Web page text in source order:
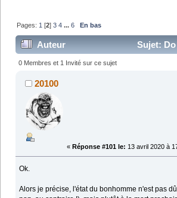
Pages: 1 [2]3 4 ...6 En bas
Auteur
Sujet:
dream of motorbikes ? (Lu 102383
0 Membres et 1 Invité sur ce sujet
20100
« Réponse #101 le: 13 avril 2020 à
Ok.
Alors je précise, l'état du bonhomme n'est pas